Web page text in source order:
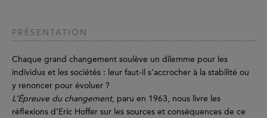
PRÉSENTATION
Chaque grand changement soulève un dilemme pour les
individus et les sociétés : leur faut-il s’accrocher à la stabilité ou
y renoncer pour évoluer ?
L’Épreuve du changement, paru en 1963, nous livre les
réflexions d’Eric Hoffer sur les sources et conséquences de ce